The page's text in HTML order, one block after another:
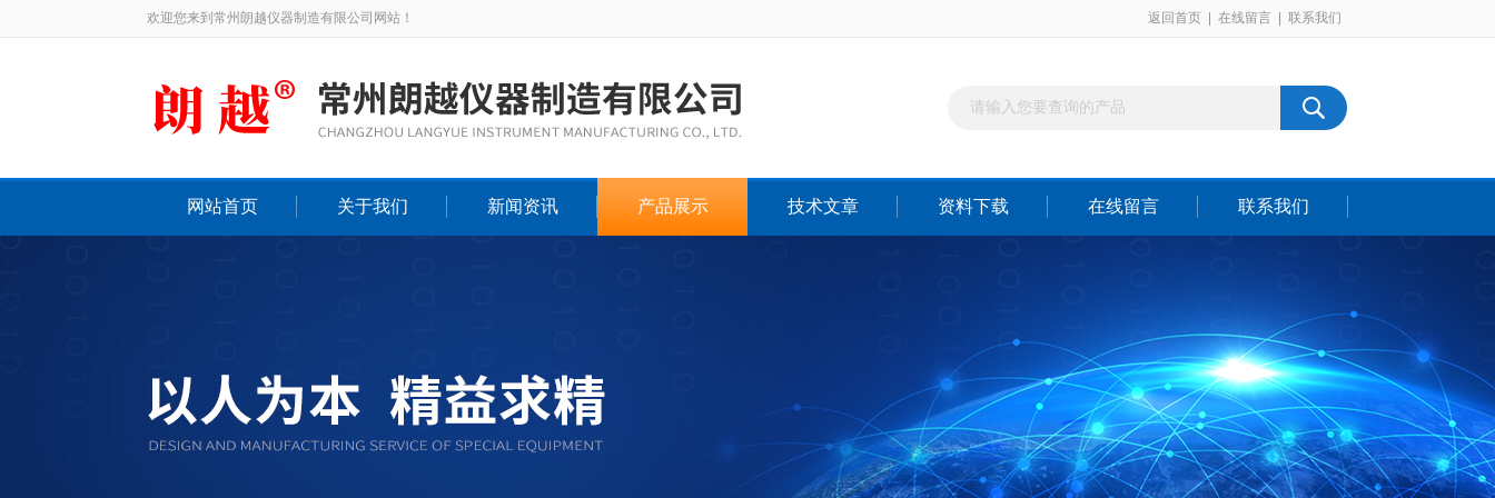
欢迎您来到常州朗越仪器制造有限公司网站！ 返回首页 在线留言 联系我们
网站首页 关于我们 新闻资讯 产品展示 技术文章 资料下载 在线留言 联系我们